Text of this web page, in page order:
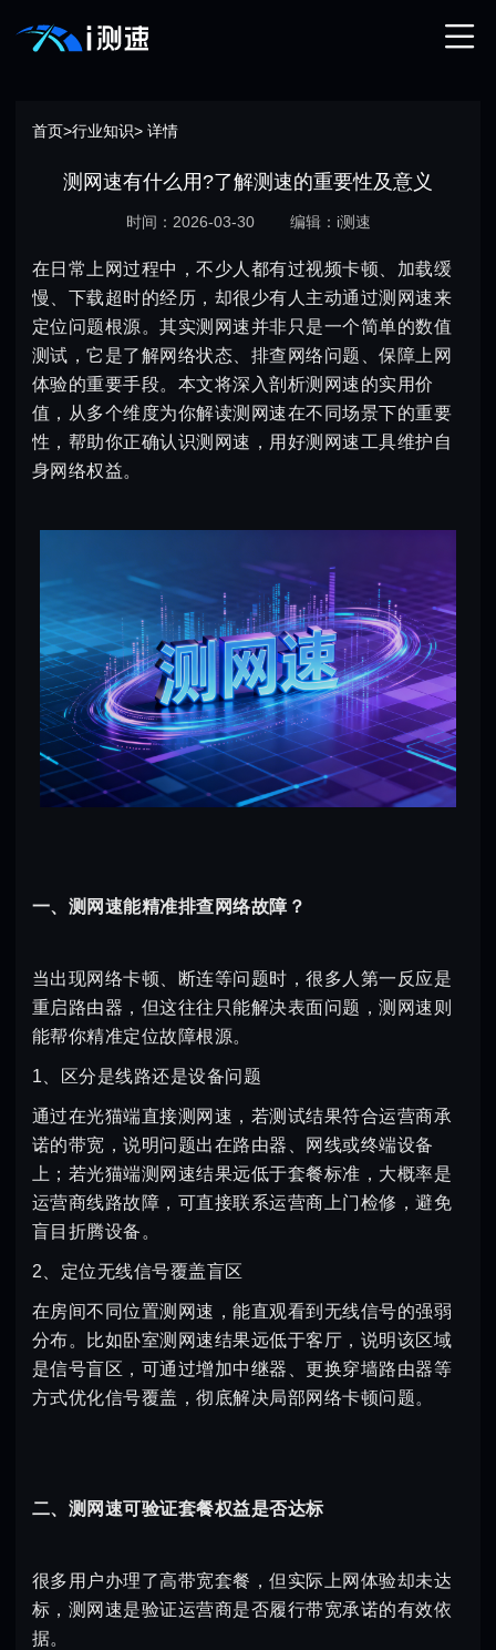
首页>行业知识> 详情
测网速有什么用?了解测速的重要性及意义
时间：2026-03-30 编辑：i测速
在日常上网过程中，不少人都有过视频卡顿、加载缓
慢、下载超时的经历，却很少有人主动通过测网速来
定位问题根源。其实测网速并非只是一个简单的数值
测试，它是了解网络状态、排查网络问题、保障上网
体验的重要手段。本文将深入剖析测网速的实用价
值，从多个维度为你解读测网速在不同场景下的重要
性，帮助你正确认识测网速，用好测网速工具维护自
身网络权益。
一、测网速能精准排查网络故障？
当出现网络卡顿、断连等问题时，很多人第一反应是
重启路由器，但这往往只能解决表面问题，测网速则
能帮你精准定位故障根源。
1、区分是线路还是设备问题
通过在光猫端直接测网速，若测试结果符合运营商承
诺的带宽，说明问题出在路由器、网线或终端设备
上；若光猫端测网速结果远低于套餐标准，大概率是
运营商线路故障，可直接联系运营商上门检修，避免
盲目折腾设备。
2、定位无线信号覆盖盲区
在房间不同位置测网速，能直观看到无线信号的强弱
分布。比如卧室测网速结果远低于客厅，说明该区域
是信号盲区，可通过增加中继器、更换穿墙路由器等
方式优化信号覆盖，彻底解决局部网络卡顿问题。
二、测网速可验证套餐权益是否达标
很多用户办理了高带宽套餐，但实际上网体验却未达
标，测网速是验证运营商是否履行带宽承诺的有效依
据。